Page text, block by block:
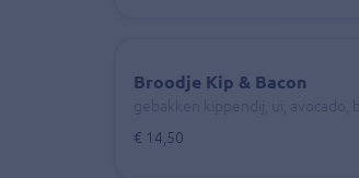
Broodje Kip & Bacon
€ 14,50